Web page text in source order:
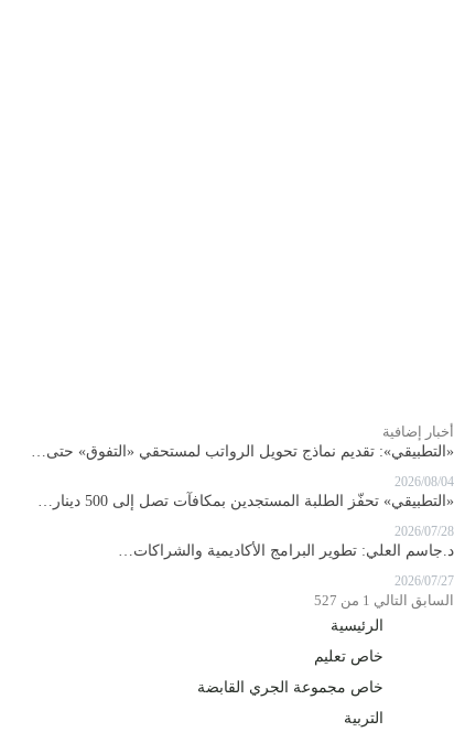
أخبار إضافية
«التطبيقي»: تقديم نماذج تحويل الرواتب لمستحقي «التفوق» حتى…
2026/08/04
«التطبيقي» تحفّز الطلبة المستجدين بمكافآت تصل إلى 500 دينار…
2026/07/28
د.جاسم العلي: تطوير البرامج الأكاديمية والشراكات…
2026/07/27
السابق التالي 1 من 527
الرئيسية
خاص تعليم
خاص مجموعة الجري القابضة
التربية